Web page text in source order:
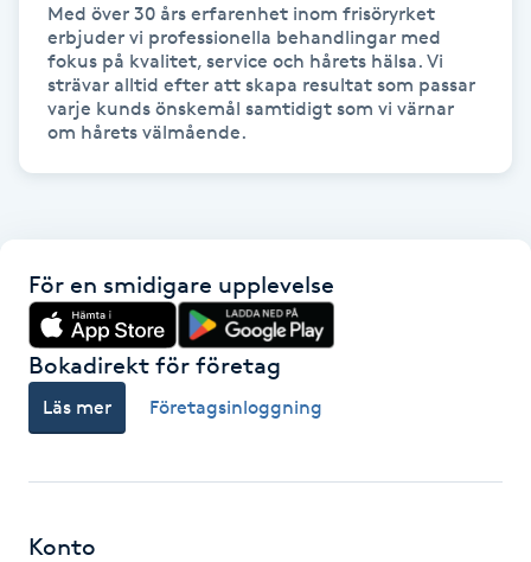
Fransk manikyr
Fransrengöring
Friskvårdsmassage
Med över 30 års erfarenhet inom frisöryrket
erbjuder vi professionella behandlingar med
fokus på kvalitet, service och hårets hälsa. Vi
strävar alltid efter att skapa resultat som passar
varje kunds önskemål samtidigt som vi värnar
För en smidigare upplevelse
Bokadirekt för företag
Läs mer Företagsinloggning
Konto